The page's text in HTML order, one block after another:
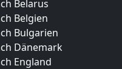
Belarus
Belgien
Bulgarien
Dänemark
England